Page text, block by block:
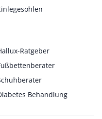
Ratgeber
Behandlung